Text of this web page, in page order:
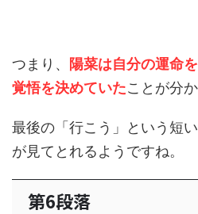
つまり、 陽菜は自分の運命
覚悟を決めていたことが分か
最後の「行こう」という短
が見てとれるようですね。
第6段落